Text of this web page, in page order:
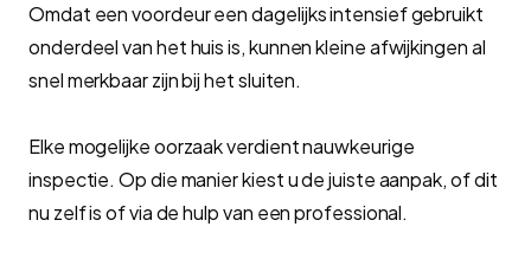
Omdat een voordeur een dagelijks intensief gebruikt
onderdeel van het huis is, kunnen kleine afwijkingen al
snel merkbaar zijn bij het sluiten.
Elke mogelijke oorzaak verdient nauwkeurige
inspectie. Op die manier kiest u de juiste aanpak, of dit
nu zelf is of via de hulp van een professional.